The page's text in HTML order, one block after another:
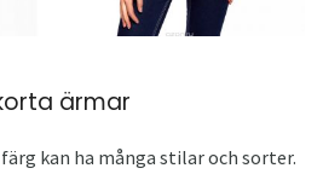
ärmar
kan ha många stilar och sorter.